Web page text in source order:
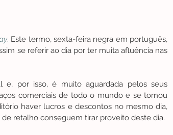
. Este termo, sexta-feira negra em português,
se referir ao dia por ter muita afluência nas
e, por isso, é muito aguardada pelos seus
comerciais de todo o mundo e se tornou
haver lucros e descontos no mesmo dia,
retalho conseguem tirar proveito deste dia.